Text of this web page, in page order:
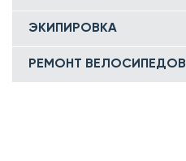
ЭКИПИРОВКА
РЕМОНТ ВЕЛОСИПЕДОВ